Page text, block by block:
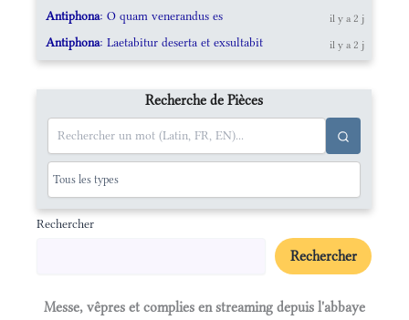
Antiphona: O quam venerandus es il y a 2 j
Antiphona: Laetabitur deserta et exsultabit il y a 2 j
Recherche de Pièces
Rechercher
Rechercher
Messe, vêpres et complies en streaming depuis l'abbaye